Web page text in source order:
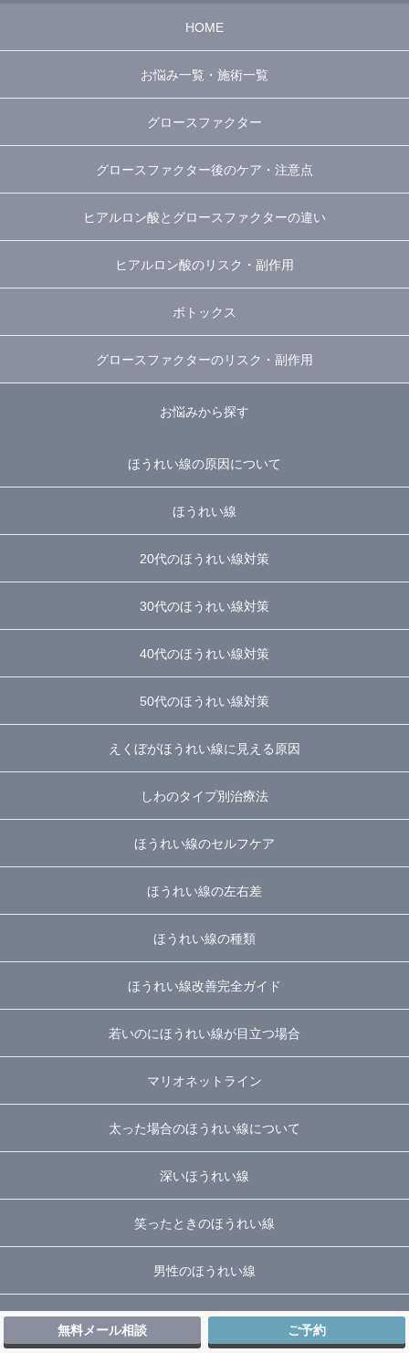
HOME
お悩み一覧・施術一覧
グロースファクター
グロースファクター後のケア・注意点
ヒアルロン酸とグロースファクターの違い
ヒアルロン酸のリスク・副作用
ボトックス
グロースファクターのリスク・副作用
お悩みから探す
ほうれい線の原因について
ほうれい線
20代のほうれい線対策
30代のほうれい線対策
40代のほうれい線対策
50代のほうれい線対策
えくぼがほうれい線に見える原因
しわのタイプ別治療法
ほうれい線のセルフケア
ほうれい線の左右差
ほうれい線の種類
ほうれい線改善完全ガイド
若いのにほうれい線が目立つ場合
マリオネットライン
太った場合のほうれい線について
深いほうれい線
笑ったときのほうれい線
男性のほうれい線
頬のこけ・輪郭
無料メール相談
ご予約